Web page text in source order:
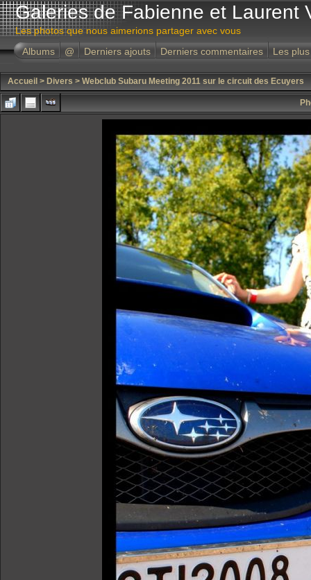
Galeries de Fabienne et Laurent
Les photos que nous aimerions partager avec vous
Albums
@ Derniers ajouts Derniers commentaires Les
Accueil > Divers > Webclub Subaru Meeting 2011 sur le circuit des Ecuyers